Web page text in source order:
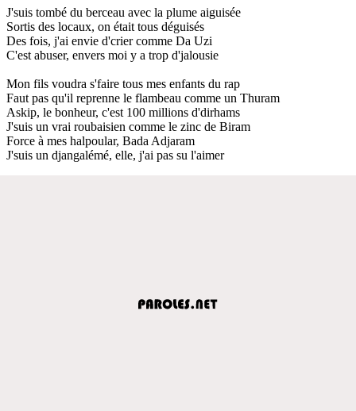
J'suis tombé du berceau avec la plume aiguisée
Sortis des locaux, on était tous déguisés
Des fois, j'ai envie d'crier comme Da Uzi
C'est abuser, envers moi y a trop d'jalousie
Mon fils voudra s'faire tous mes enfants du rap
Faut pas qu'il reprenne le flambeau comme un Thuram
Askip, le bonheur, c'est 100 millions d'dirhams
J'suis un vrai roubaisien comme le zinc de Biram
Force à mes halpoular, Bada Adjaram
J'suis un djangalémé, elle, j'ai pas su l'aimer